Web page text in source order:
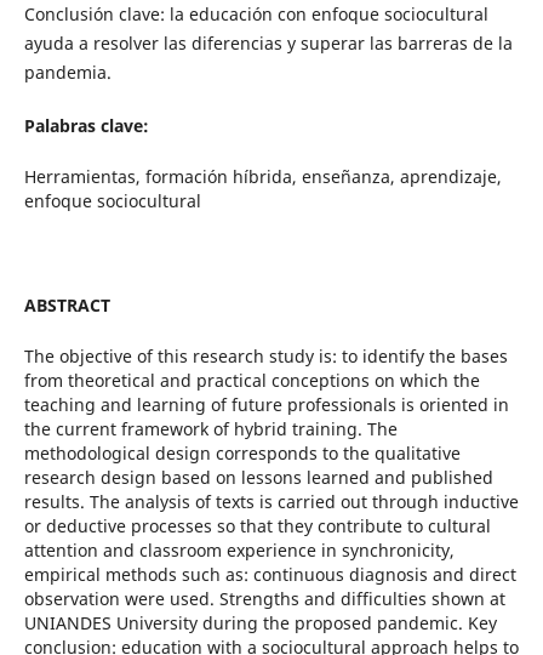
Conclusión clave: la educación con enfoque sociocultural
ayuda a resolver las diferencias y superar las barreras de la
pandemia.
Palabras clave:
Herramientas, formación híbrida, enseñanza, aprendizaje,
enfoque sociocultural
ABSTRACT
The objective of this research study is: to identify the bases
from theoretical and practical conceptions on which the
teaching and learning of future professionals is oriented in
the current framework of hybrid training. The
methodological design corresponds to the qualitative
research design based on lessons learned and published
results. The analysis of texts is carried out through inductive
or deductive processes so that they contribute to cultural
attention and classroom experience in synchronicity,
empirical methods such as: continuous diagnosis and direct
observation were used. Strengths and difficulties shown at
UNIANDES University during the proposed pandemic. Key
conclusion: education with a sociocultural approach helps to